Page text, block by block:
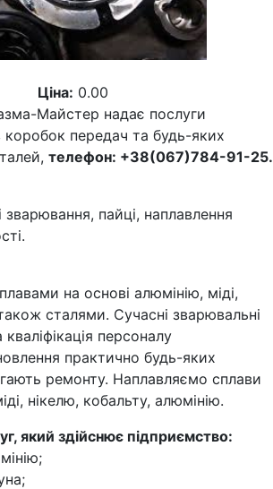
Ціна: 0.00
Майстер надає послуги
коробок передач та будь-яких
телефон: +38(067)784-91-25.
пайці, наплавлення
на основі алюмінію, міді,
сталями. Сучасні зварювальні
кваліфікація персоналу
практично будь-яких
ремонту. Наплавляємо сплави
нікелю, кобальту, алюмінію.
який здійснює підприємство: